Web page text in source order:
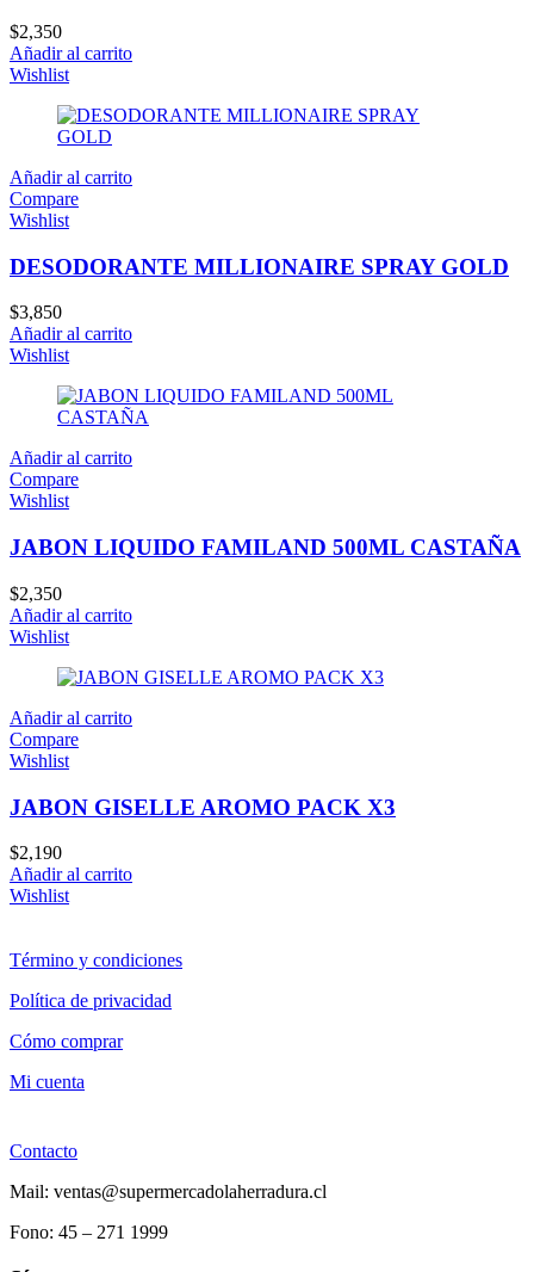
$2,350
Añadir al carrito
Wishlist
Añadir al carrito
Compare
Wishlist
DESODORANTE MILLIONAIRE SPRAY GOLD
$3,850
Añadir al carrito
Wishlist
Añadir al carrito
Compare
Wishlist
JABON LIQUIDO FAMILAND 500ML CASTAÑA
$2,350
Añadir al carrito
Wishlist
Añadir al carrito
Compare
Wishlist
JABON GISELLE AROMO PACK X3
$2,190
Añadir al carrito
Wishlist
Término y condiciones
Política de privacidad
Cómo comprar
Mi cuenta
Contacto
Mail: ventas@supermercadolaherradura.cl
Fono: 45 – 271 1999